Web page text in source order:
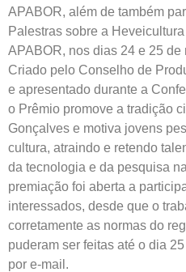
APABOR, além de também
Palestras sobre a
APABOR, nos dias 24 e 25 de
Criado pelo Conselho de
e apresentado durante a
o Prêmio promove a tradição
Gonçalves e motiva jovens
cultura, atraindo e retendo
da tecnologia e da pesquisa
premiação foi aberta a
interessados, desde que o
corretamente as normas do
puderam ser feitas até o dia
por e-mail.